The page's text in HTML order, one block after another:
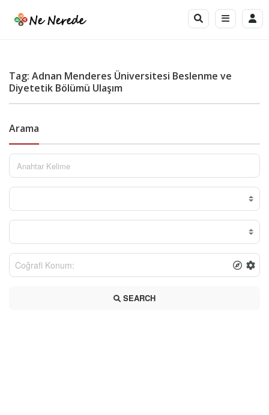
Tag: Adnan Menderes Üniversitesi Beslenme ve
Diyetetik Bölümü Ulaşım
Arama
SEARCH